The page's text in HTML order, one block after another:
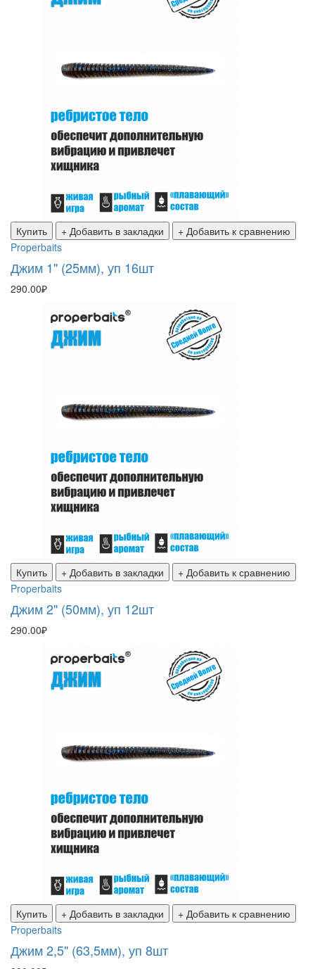
Купить + Добавить в закладки
+ Добавить к сравнению
Properbaits
Джим 1" (25мм), уп 16шт
290.00₽
Купить + Добавить в закладки
+ Добавить к сравнению
Properbaits
Джим 2" (50мм), уп 12шт
290.00₽
Купить + Добавить в закладки
+ Добавить к сравнению
Properbaits
Джим 2,5" (63,5мм), уп 8шт